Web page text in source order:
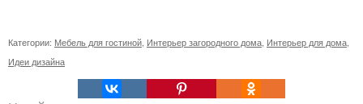
Категории: Мебель для гостиной Интерьер загородного дома Интерьер для дома
Идеи дизайна